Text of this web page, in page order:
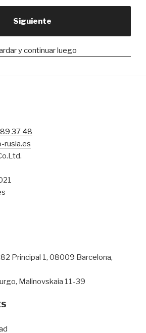
y continuar luego
37 48
rusia.es
Principal 1, 08009 Barcelona,
Malinovskaia 11-39